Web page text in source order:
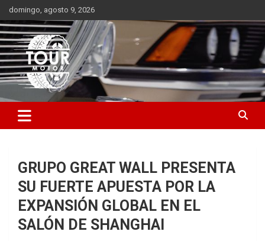
Saltar
al
contenido
domingo, agosto 9, 2026
Tour Motor
Plataforma de contenido audiovisual para el sector automotriz
GRUPO GREAT WALL PRESENTA
SU FUERTE APUESTA POR LA
EXPANSIÓN GLOBAL EN EL
SALÓN DE SHANGHAI